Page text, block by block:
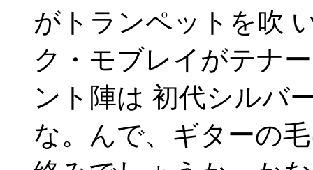
がトランペットを吹
ク・モブレイがテナ
ント陣は 初代シルバ
な。んで、ギターの